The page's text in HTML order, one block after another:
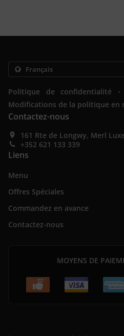
Politique de confidentialité .
Modifications de la politique en
Contactez-nous
161 Rte de Longwy, Merl
+352 621 133 339
Liens
Menu
Offres Spéciales
Commandez en avance
Contactez-nous
MOYENS DE